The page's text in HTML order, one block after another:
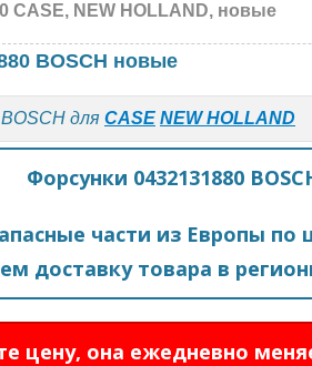
CASE, NEW HOLLAND, новые
BOSCH новые
для CASE NEW HOLLAND
Форсунки 0432131880
части из Европы по
доставку товара в
цену, она ежедневно